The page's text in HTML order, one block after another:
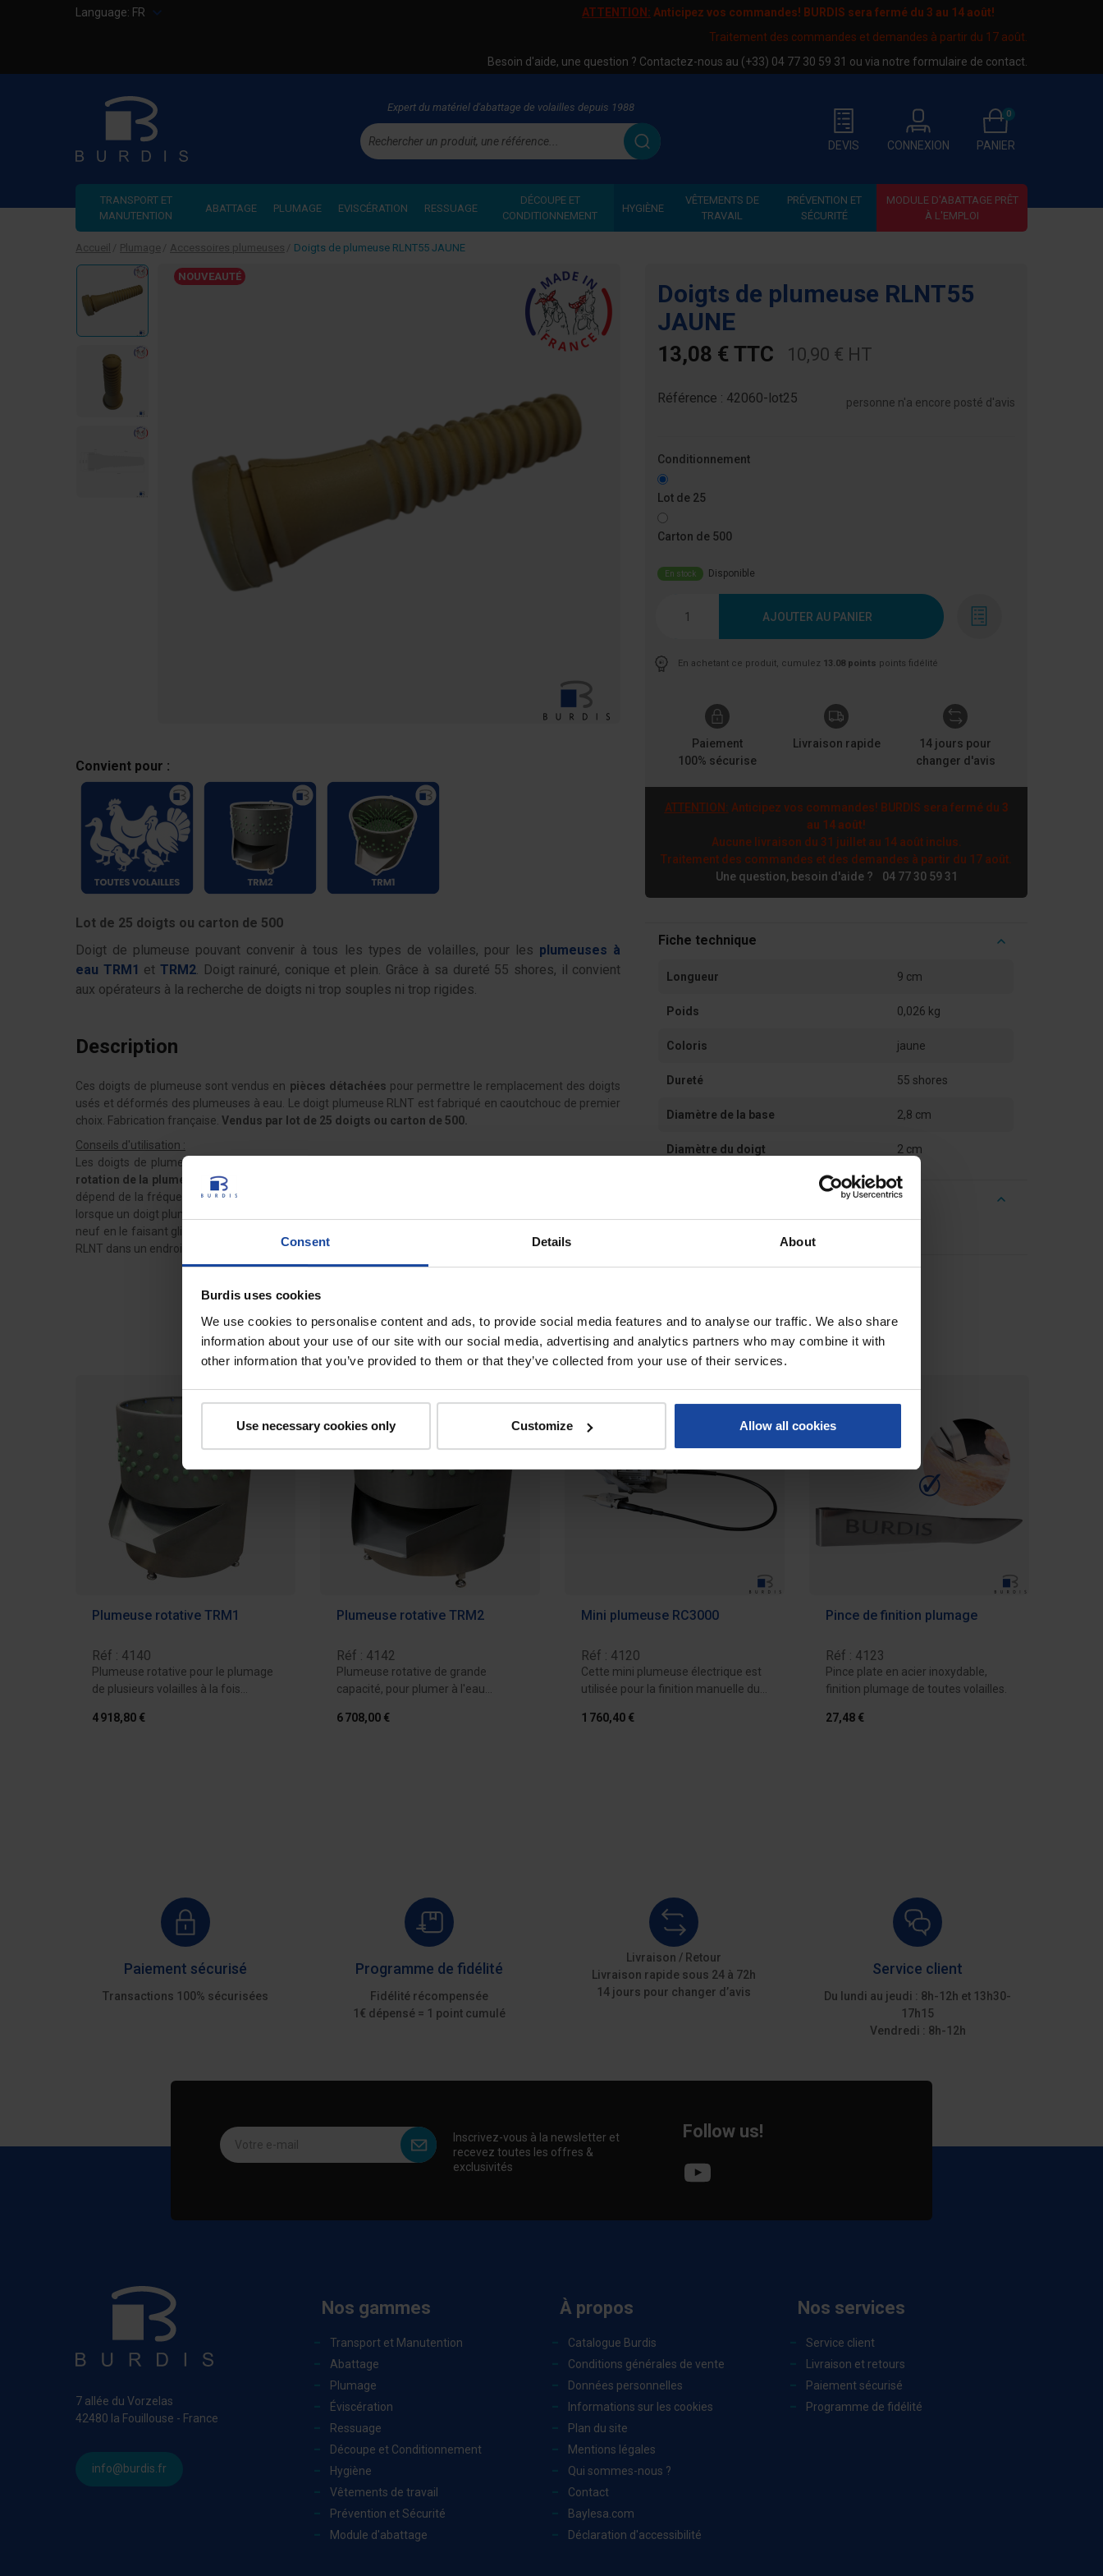
Consent Details About
Burdis uses cookies
We use cookies to personalise content and ads, to provide social media features and to analyse our traffic. We also share
information about your use of our site with our social media, advertising and analytics partners who may combine it with
other information that you’ve provided to them or that they’ve collected from your use of their services.
Use necessary cookies only Customize Allow all cookies
Language: FR ATTENTION: Anticipez vos commandes! BURDIS sera fermé du 3 au 14 août!
Traitement des commandes et demandes à partir du 17 août.
Besoin d'aide, une question ? Contactez-nous au (+33) 04 77 30 59 31 ou via notre formulaire de contact
Expert du matériel d'abattage de volailles depuis 1988
Rechercher
DEVIS CONNEXION PANIER
0
TRANSPORT ET
MANUTENTION
ABATTAGE PLUMAGE EVISCÉRATION RESSUAGE
DÉCOUPE ET
CONDITIONNEMENT
HYGIÈNE
VÊTEMENTS DE
TRAVAIL
PRÉVENTION ET
SÉCURITÉ
MODULE D'ABATTAGE PRÊT
À L'EMPLOI
Accueil Plumage Accessoires plumeuses Doigts de plumeuse RLNT55 JAUNE
NOUVEAUTÉ
Convient pour :
Lot de 25 doigts ou carton de 500
Doigt de plumeuse pouvant convenir à tous les types de volailles, pour les plumeuses à
eau TRM1 et TRM2. Doigt rainuré, conique et plein. Grâce à sa dureté 55 shores, il convient
aux opérateurs à la recherche de doigts ni trop souples ni trop rigides.
Description
Ces doigts de plumeuse sont vendus en pièces détachées pour permettre le remplacement des doigts
usés et déformés des plumeuses à eau. Le doigt plumeuse RLNT est fabriqué en caoutchouc de premier
choix. Fabrication française. Vendus par lot de 25 doigts ou carton de 500.
Conseils d'utilisation :
Les doigts de plumeuse
rotation de la plumeuse ou lorsque la qualité du plumage décline
dépend de la fréquence d'utilisation de votre plumeuse. Vérifier régulièrement l'état d'usure des doigts :
lorsque un doigt plumeuse est usé, le couper pour l'enlever de la plumeuse puis le remplacer par un doigt
neuf en le faisant glisser avec du savon noir (jamais en utilisant de la graisse). Stocker le doigt plumeuse
RLNT dans un endroit frais, éloigné de toute source de chaleur.
Doigts de plumeuse RLNT55
JAUNE
13,08 € TTC 10,90 € HT
Référence : 42060-lot25 personne n'a encore posté d'avis
Conditionnement
Lot de 25
Carton de 500
En stock Disponible
AJOUTER AU PANIER
En achetant ce produit, cumulez 13.08 points points fidélité
Paiement
100% sécurise
Livraison rapide
14 jours pour
changer d'avis
ATTENTION: Anticipez vos commandes! BURDIS sera fermé du 3
au 14 août!
Aucune livraison du 31 juillet au 14 août inclus.
Traitement des commandes et des demandes à partir du 17 août.
Une question, besoin d'aide ?
04 77 30 59 31
Fiche technique
Longueur 9 cm
Poids 0,026 kg
Coloris jaune
Dureté 55 shores
Diamètre de la base 2,8 cm
Diamètre du doigt 2 cm
À voir également
Plumeuse rotative TRM1
Réf : 4140
Plumeuse rotative pour le plumage
de plusieurs volailles à la fois
4 918,80 €
Plumeuse rotative TRM2
Réf : 4142
Plumeuse rotative de grande
capacité, pour plumer à l'eau
6 708,00 €
Mini plumeuse RC3000
Réf : 4120
Cette mini plumeuse électrique est
utilisée pour la finition manuelle du...
1 760,40 €
Pince de finition plumage
Réf : 4123
Pince plate en acier inoxydable,
finition plumage de toutes volailles.
27,48 €
Paiement sécurisé
Transactions 100% sécurisées
Programme de fidélité
Fidélité récompensée
1€ dépensé = 1 point cumulé
Livraison / Retour
Livraison rapide sous 24 à 72h
14 jours pour changer d’avis
Service client
Du lundi au jeudi : 8h-12h et 13h30-
17h15
Vendredi : 8h-12h
Inscrivez-vous à la newsletter et
recevez toutes les offres &
exclusivités
Votre e-mail Follow us!
7 allée du Vorzelas
42480 la Fouillouse - France
info@burdis.fr
Nos gammes
Transport et Manutention
Abattage
Plumage
Éviscération
Ressuage
Découpe et Conditionnement
Hygiène
Vêtements de travail
Prévention et Sécurité
Module d'abattage
À propos
Catalogue Burdis
Conditions générales de vente
Données personnelles
Informations sur les cookies
Plan du site
Mentions légales
Qui sommes-nous ?
Contact
Baylesa.com
Déclaration d'accessibilité
Nos services
Service client
Livraison et retours
Paiement sécurisé
Programme de fidélité